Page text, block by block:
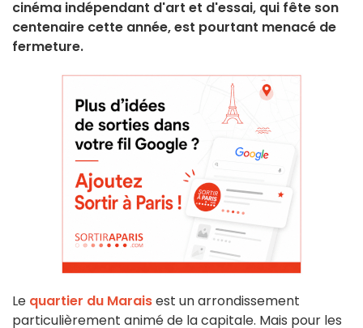
cinéma indépendant d'art et d'essai, qui fête son
centenaire cette année, est pourtant menacé de
fermeture.
Le quartier du Maraisest un arrondissement
particulièrement animé de la capitale. Mais pour les